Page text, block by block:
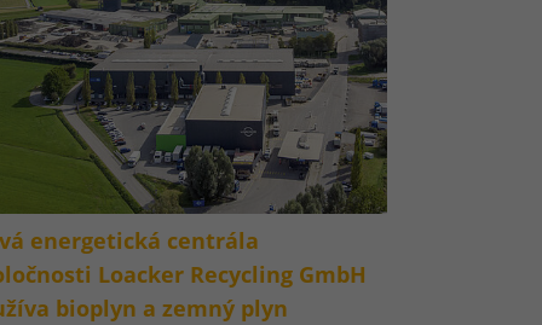
energetická centrála
Loacker Recycling GmbH
bioplyn a zemný plyn